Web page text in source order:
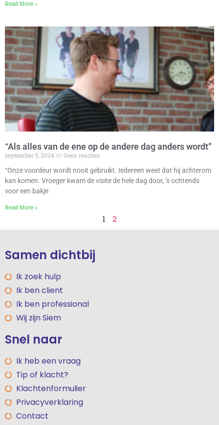
Read More »
“Als alles van de ene op de andere dag anders wordt”
september 5, 2024
Geen reacties
“Onze voordeur wordt nooit gebruikt. Iedereen weet dat hij achterom
kan komen. Vroeger kwam de visite de hele dag door, ’s ochtends
voor een bakje
Read More »
1 2
Samen dichtbij
Ik zoek hulp
Ik ben client
Ik ben professional
Wij zijn Siem
Snel naar
Ik heb een vraag
Tip of klacht?
Klachtenformulier
Privacyverklaring
Contact